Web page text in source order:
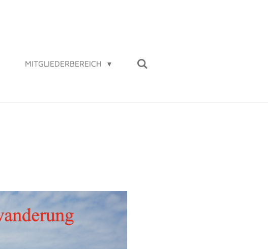
MITGLIEDERBEREICH